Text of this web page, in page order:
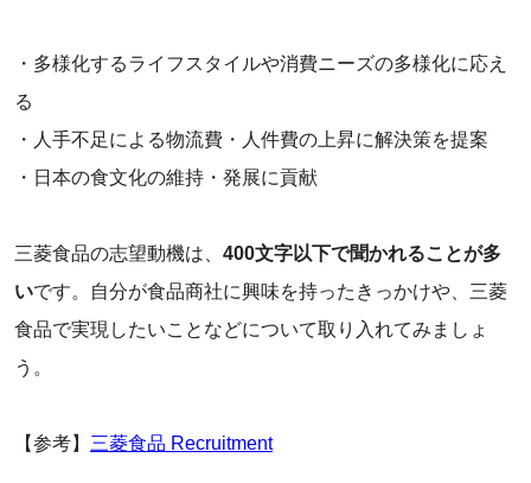
・多様化するライフスタイルや消費ニーズの多様化に応え
る
・人手不足による物流費・人件費の上昇に解決策を提案
・日本の食文化の維持・発展に貢献
三菱食品の志望動機は、 400文字以下で聞かれることが多
いです。自分が食品商社に興味を持ったきっかけや、三菱
食品で実現したいことなどについて取り入れてみましょ
う。
【参考】 三菱食品 Recruitment